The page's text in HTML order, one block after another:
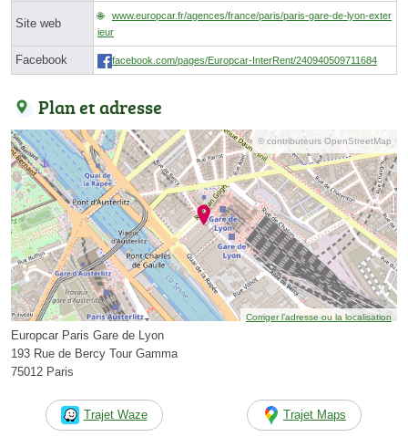
Site web
www.europcar.fr/agences/france/paris/paris-gare-de-lyon-exter
ieur
Facebook facebook.com/pages/Europcar-InterRent/240940509711684
Plan et adresse
© contributeurs OpenStreetMap
Corriger l’adresse ou la localisation
Europcar Paris Gare de Lyon
193 Rue de Bercy Tour Gamma
75012 Paris
Trajet Waze Trajet Maps